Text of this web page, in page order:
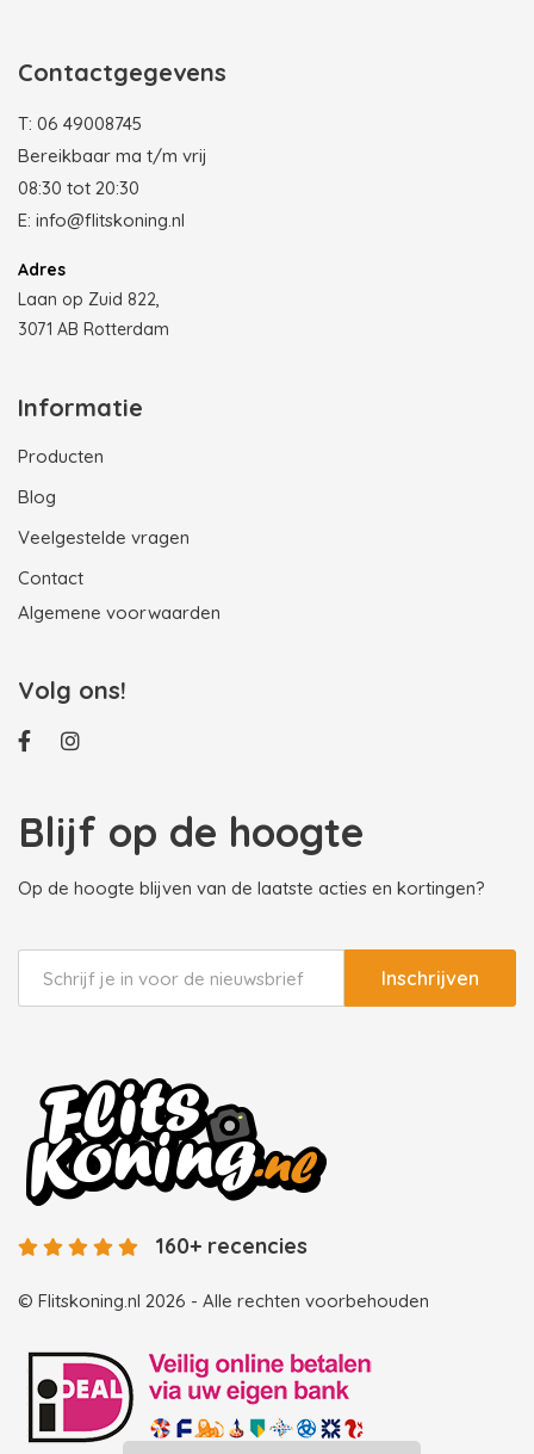
Contactgegevens
T: 06 49008745
Bereikbaar ma t/m vrij
08:30 tot 20:30
E: info@flitskoning.nl
Adres
Laan op Zuid 822,
3071 AB Rotterdam
Informatie
Producten
Blog
Veelgestelde vragen
Contact
Algemene voorwaarden
Volg ons!
Blijf op de hoogte
Op de hoogte blijven van de laatste acties en kortingen?
Inschrijven
© Flitskoning.nl 2026 - Alle rechten voorbehouden
160+ recencies